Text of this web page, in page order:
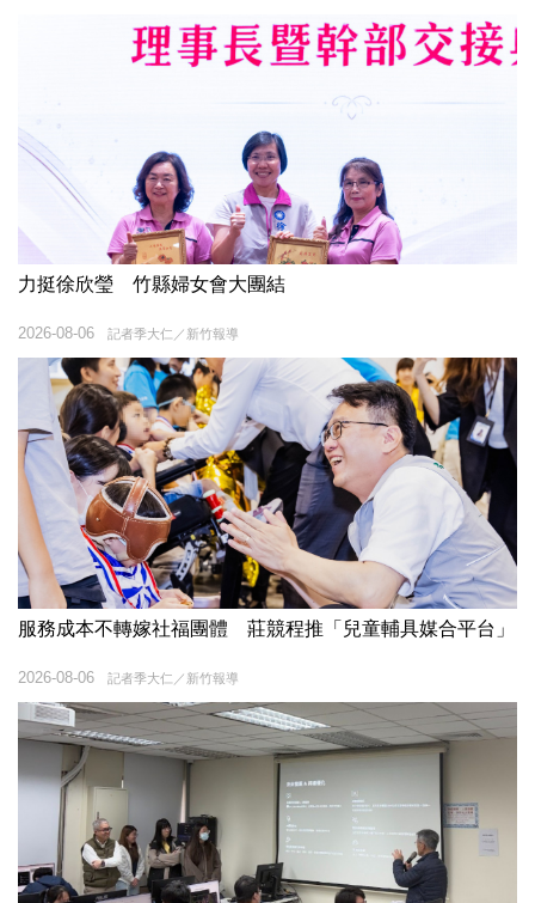
力挺徐欣瑩 竹縣婦女會大團結
記者季大仁／新竹報導
2026-08-06
服務成本不轉嫁社福團體 莊競程推「兒童輔具媒合平台」
記者季大仁／新竹報導
2026-08-06